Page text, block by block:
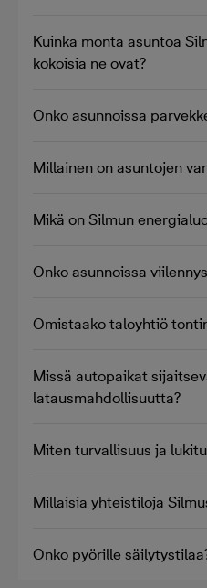
Kuinka monta asuntoa
kokoisia ne ovat?
Onko asunnoissa
Millainen on asuntojen
Mikä on Silmun
Onko asunnoissa
Omistaako taloyhtiö
Missä autopaikat
latausmahdollisuutta?
Miten turvallisuus ja
Millaisia yhteistiloja
Onko pyörille